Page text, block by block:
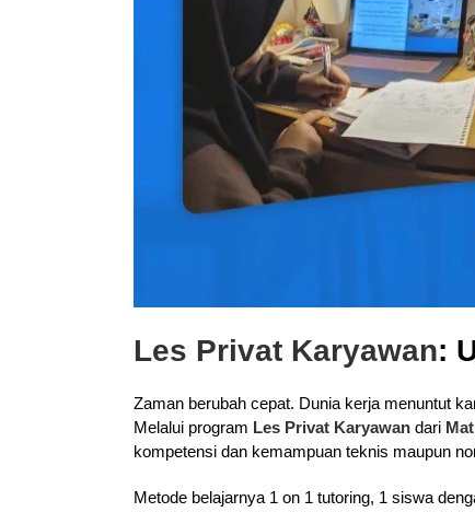
Les Privat Karyawan:
Zaman berubah cepat. Dunia kerja menuntut
Melalui program Les Privat Karyawandari
kompetensi dan kemampuan teknis maupun
Metode belajarnya 1 on 1 tutoring, 1 siswa